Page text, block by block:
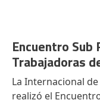
Encuentro Sub
Trabajadoras
La Internacional
realizó el